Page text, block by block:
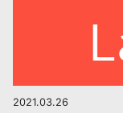
2021.03.26